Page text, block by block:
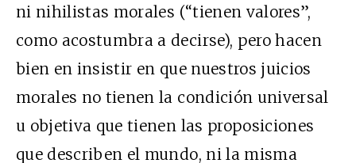
ni nihilistas morales (“tienen valores”,
como acostumbra a decirse), pero hacen
bien en insistir en que nuestros juicios
morales no tienen la condición universal
u objetiva que tienen las proposiciones
que describen el mundo, ni la misma